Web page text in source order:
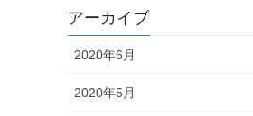
アーカイブ
2020年6月
2020年5月